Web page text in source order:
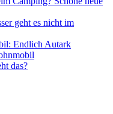
geht es nicht im
Endlich Autark
das?